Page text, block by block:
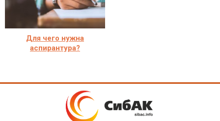
Для чего нужна
аспирантура?